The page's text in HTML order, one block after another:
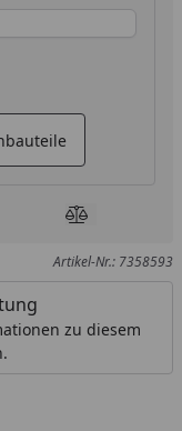
Produkt
Artikel-Nr.: 7358593
zu diesem